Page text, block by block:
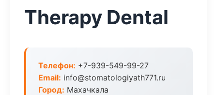
Therapy Dental
Телефон: +7-939-549-99-27
Email: info@stomatologiyath771.ru
Город: Махачкала